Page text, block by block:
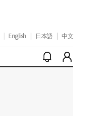
English 日本語 中文